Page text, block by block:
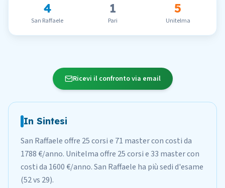
4
San Raffaele
1
Pari
5
Unitelma
Ricevi il confronto via email
In Sintesi
San Raffaele offre 25 corsi e 71 master con costi da
1788 €/anno. Unitelma offre 25 corsi e 33 master con
costi da 1600 €/anno. San Raffaele ha più sedi d'esame
(52 vs 29).